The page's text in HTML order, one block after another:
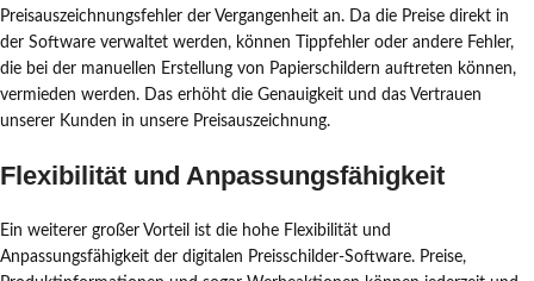
Preisauszeichnungsfehler der Vergangenheit an. Da die Preise direkt in
der Software verwaltet werden, können Tippfehler oder andere Fehler,
die bei der manuellen Erstellung von Papierschildern auftreten können,
vermieden werden. Das erhöht die Genauigkeit und das Vertrauen
unserer Kunden in unsere Preisauszeichnung.
Flexibilität und Anpassungsfähigkeit
Ein weiterer großer Vorteil ist die hohe Flexibilität und
Anpassungsfähigkeit der digitalen Preisschilder-Software. Preise,